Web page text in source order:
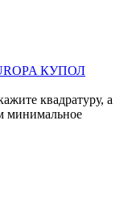
КУПОЛ
квадратуру, а
минимальное